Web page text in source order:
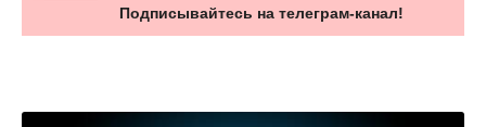
Подписывайтесь на телеграм-канал!